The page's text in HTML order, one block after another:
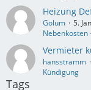
Heizung
Golum
5.
Nebenkosten
Vermieter
hansstramm
Kündigung
Tags